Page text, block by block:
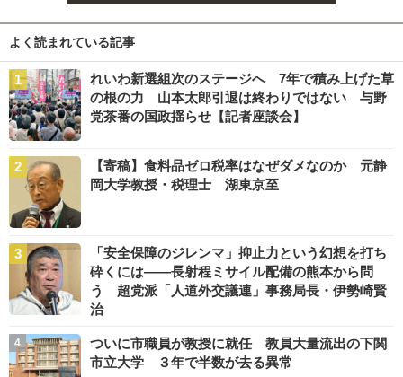
よく読まれている記事
れいわ新選組次のステージへ 7年で積み上げた草
の根の力 山本太郎引退は終わりではない 与野
党茶番の国政揺らせ【記者座談会】
【寄稿】食料品ゼロ税率はなぜダメなのか 元静
岡大学教授・税理士 湖東京至
「安全保障のジレンマ」抑止力という幻想を打ち
砕くには――長射程ミサイル配備の熊本から問
う 超党派「人道外交議連」事務局長・伊勢崎賢
治
ついに市職員が教授に就任 教員大量流出の下関
市立大学 ３年で半数が去る異常